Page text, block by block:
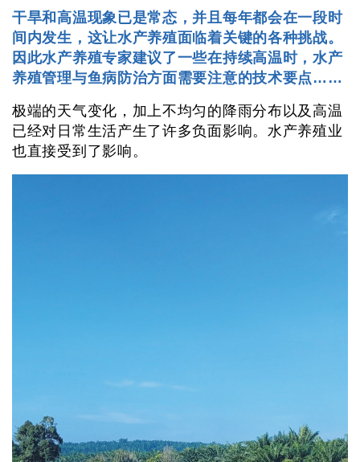
干旱和高温现象已是常态，并且每年都会在一段时
间内发生，这让水产养殖面临着关键的各种挑战。
因此水产养殖专家建议了一些在持续高温时，水产
养殖管理与鱼病防治方面需要注意的技术要点……
极端的天气变化，加上不均匀的降雨分布以及高温
已经对日常生活产生了许多负面影响。水产养殖业
也直接受到了影响。